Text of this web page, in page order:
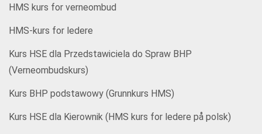
HMS kurs for verneombud
HMS-kurs for ledere
Kurs HSE dla Przedstawiciela do Spraw BHP
(Verneombudskurs)
Kurs BHP podstawowy (Grunnkurs HMS)
Kurs HSE dla Kierownik (HMS kurs for ledere på polsk)